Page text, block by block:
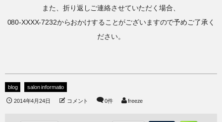
また、折り返しご連絡させていただく場合、
080-XXXX-7232からおかけすることがございますので予めご了承く
ださい。
blog salon informatio
2014年4月24日 コメント 0件 freeze